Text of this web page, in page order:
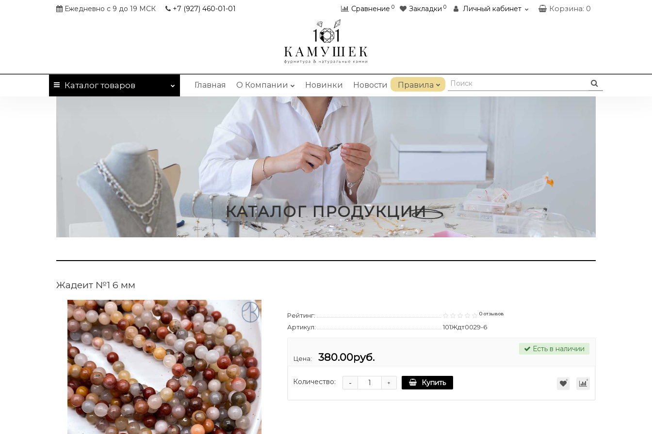
Ежедневно с 9 до 19 МСК +7 (927) 460-01-01 Сравнение 0 Закладки 0 Личный кабинет Корзина: 0
Каталогтоваров Главная О Компании Новинки Новости Правила
КАТАЛОГ ПРОДУКЦИИ
Жадеит №1 6 мм
Рейтинг: 0 отзывов
Артикул: 101Ждт0029-6
Цена: 380.00руб.
Есть в наличии
Количество: +
- Купить